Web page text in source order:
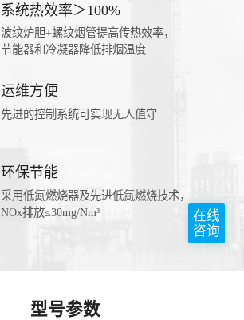
在线
咨询
系统热效率＞100%
波纹炉胆+螺纹烟管提高传热效率，
节能器和冷凝器降低排烟温度
运维方便
先进的控制系统可实现无人值守
环保节能
采用低氮燃烧器及先进低氮燃烧技术，
NOx排放≤30mg/Nm³
型号参数